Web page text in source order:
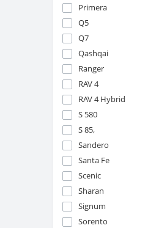
Primera
Q5
Q7
Qashqai
Ranger
RAV 4
RAV 4 Hybrid
S 580
S 85,
Sandero
Santa Fe
Scenic
Sharan
Signum
Sorento